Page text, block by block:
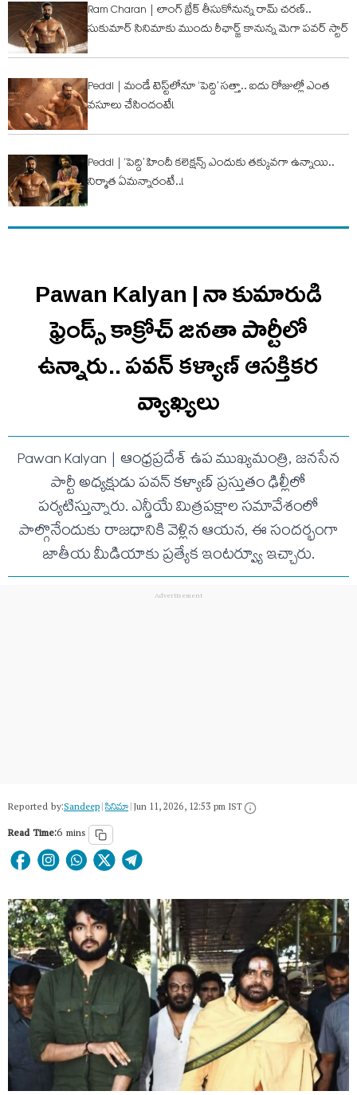
Ram Charan | లాంగ్ బ్రేక్ తీసుకోనున్న రామ్ చ‌ర‌ణ్‌..
సుకుమార్ సినిమాకు ముందు రీఛార్జ్ కానున్న మెగా పవర్ స్టార్
Peddi | మండే టెస్ట్‌లోనూ ‘పెద్ది’ సత్తా.. ఐదు రోజుల్లో ఎంత
వ‌సూలు చేసిందంటే!
Peddi | ‘పెద్ది’ హిందీ కలెక్షన్స్ ఎందుకు త‌క్కువ‌గా ఉన్నాయి..
నిర్మాత ఏమ‌న్నారంటే..!
Pawan Kalyan | నా కుమారుడి
ఫ్రెండ్స్ కాక్రోచ్ జనతా పార్టీలో
ఉన్నారు.. ప‌వ‌న్ క‌ళ్యాణ్ ఆసక్తిక‌ర
వ్యాఖ్య‌లు
Pawan Kalyan | ఆంధ్రప్రదేశ్ ఉప ముఖ్యమంత్రి, జనసేన
పార్టీ అధ్యక్షుడు పవన్ కళ్యాణ్ ప్రస్తుతం ఢిల్లీలో
పర్యటిస్తున్నారు. ఎన్డీయే మిత్రపక్షాల సమావేశంలో
పాల్గొనేందుకు రాజధానికి వెళ్లిన ఆయన, ఈ సందర్భంగా
జాతీయ మీడియాకు ప్రత్యేక ఇంటర్వ్యూ ఇచ్చారు.
Reported by:Sandeep|సినిమా|Jun 11, 2026, 12:53 pm IST
Read Time:6 mins